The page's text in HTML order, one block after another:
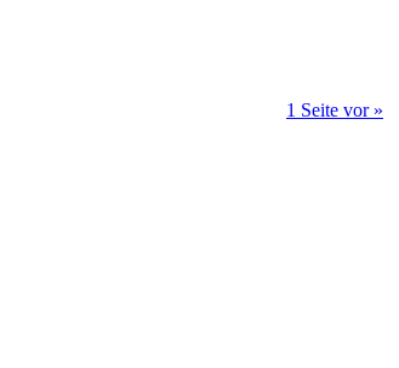
1 Seite vor »